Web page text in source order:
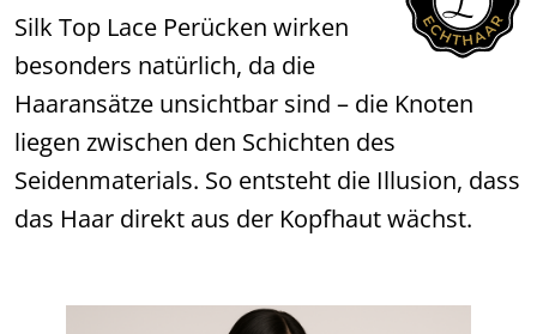
Silk Top Lace Perücken wirken
besonders natürlich, da die
Haaransätze unsichtbar sind – die Knoten
liegen zwischen den Schichten des
Seidenmaterials. So entsteht die Illusion, dass
das Haar direkt aus der Kopfhaut wächst.
Bildergalerie überspringen